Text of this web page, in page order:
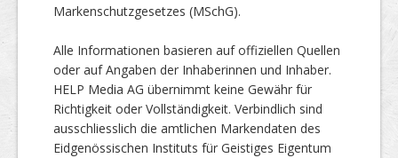
Markenschutzgesetzes (MSchG).
Alle Informationen basieren auf offiziellen Quellen
oder auf Angaben der Inhaberinnen und Inhaber.
HELP Media AG übernimmt keine Gewähr für
Richtigkeit oder Vollständigkeit. Verbindlich sind
ausschliesslich die amtlichen Markendaten des
Eidgenössischen Instituts für Geistiges Eigentum